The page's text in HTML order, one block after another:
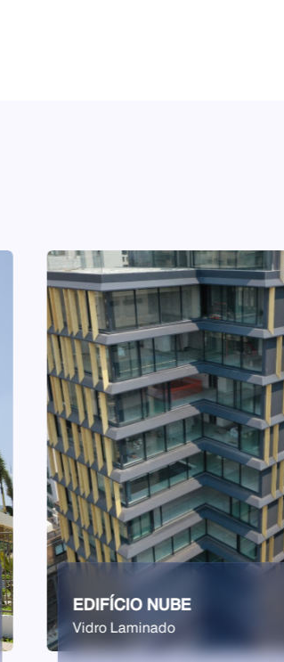
" alt="">
EDIFÍCIO MONT TREMBLANT
Vidro Laminado Refletivo Azul